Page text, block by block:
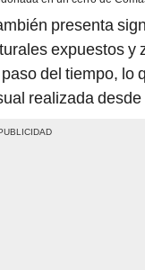
presenta
expuestos y
del tiempo, lo
realizada desde